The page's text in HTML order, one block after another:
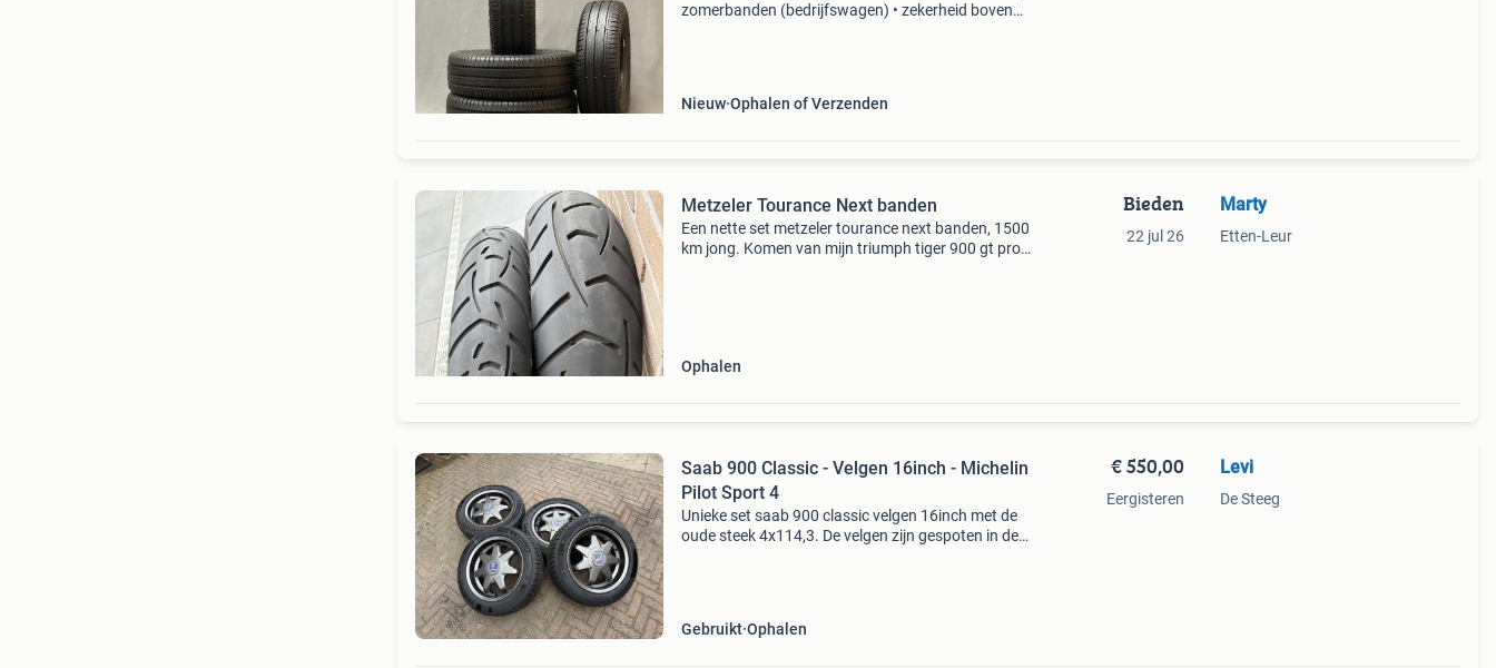
zomerbanden (bedrijfswagen) • zekerheid boven
Nieuw Ophalen of Verzenden
Metzeler Tourance Next banden
Een nette set metzeler tourance next banden, 1500
km jong. Komen van mijn triumph tiger 900 gt pro
Ophalen
Bieden
22 jul 26
Marty
Etten-Leur
Saab 900 Classic - Velgen 16inch - Michelin
Pilot Sport 4
Unieke set saab 900 classic velgen 16inch met de
oude steek 4x114,3. De velgen zijn gespoten in de
Gebruikt Ophalen
€ 550,00
Eergisteren
Levi
De Steeg